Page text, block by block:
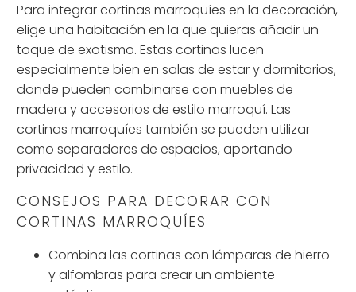
Para integrar cortinas marroquíes en la decoración,
elige una habitación en la que quieras añadir un
toque de exotismo. Estas cortinas lucen
especialmente bien en salas de estar y dormitorios,
donde pueden combinarse con muebles de
madera y accesorios de estilo marroquí. Las
cortinas marroquíes también se pueden utilizar
como separadores de espacios, aportando
privacidad y estilo.
CONSEJOS PARA DECORAR CON
CORTINAS MARROQUÍES
Combina las cortinas con lámparas de hierro
y alfombras para crear un ambiente